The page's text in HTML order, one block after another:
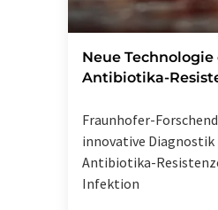
Neue
Antibiotika-
Fraunhofer-
innovative Diagnostik
Antibiotika-
Infektion